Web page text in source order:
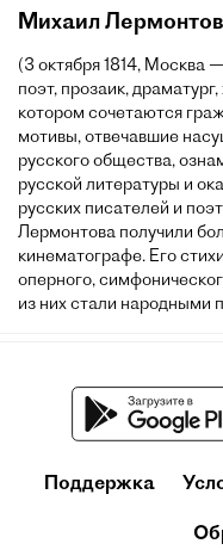
Михаил Лермонтов
(3 октября 1814, Москва
поэт, прозаик,
котором сочетаются
мотивы, отвечавшие
русского общества,
русской литературы и
русских писателей и
Лермонтова получили
кинематографе. Его
оперного,
из них стали народными
Поддержка